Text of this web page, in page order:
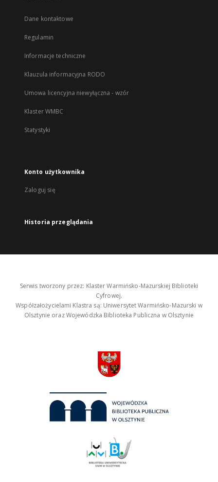
Dane kontaktowe
Regulamin
Informacje techniczne
Klauzula informacyjna RODO
Umowa licencyjna niewyłączna - wzór
Klaster WMBC
Statystyki
Konto użytkownika
Zaloguj się
Historia przeglądania
Serwis tworzony przez: Klaster Warmińsko-Mazurskiej Biblioteki
Cyfrowej.
Współzałożycielami Klastra są: Uniwersytet Warmińsko-Mazurski w
Olsztynie oraz Wojewódzka Biblioteka Publiczna w Olsztynie